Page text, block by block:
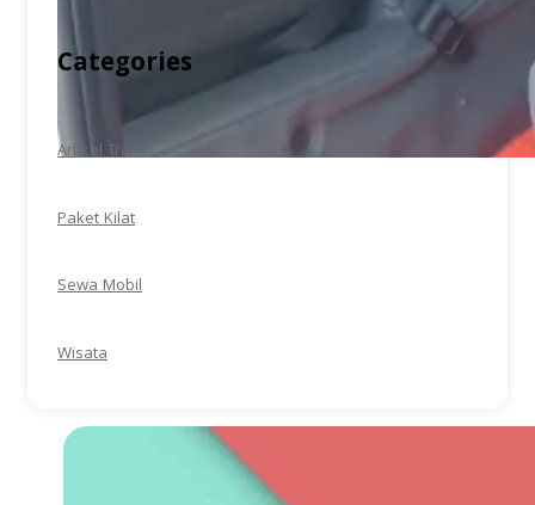
Categories
Artikel Travel
Paket Kilat
Sewa Mobil
Wisata